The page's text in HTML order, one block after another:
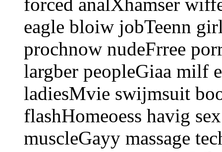
forced analXhamser
eagle bloiw jobTeenn
prochnow nudeFrree
largber peopleGiaa milf
ladiesMvie swijmsuit
flashHomeoess havig
muscleGayy massage